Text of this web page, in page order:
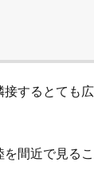
接するとても
間近で見る